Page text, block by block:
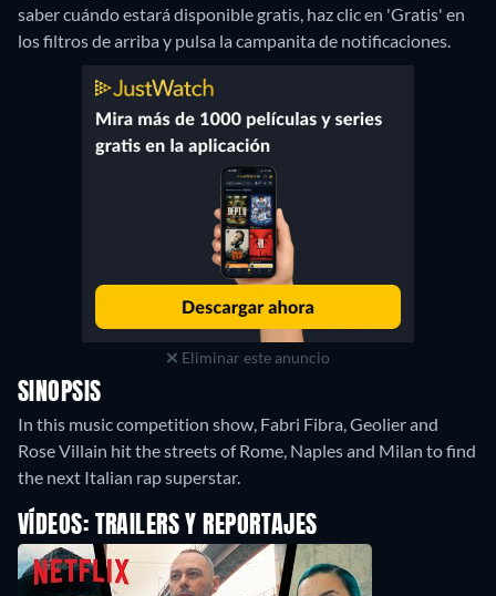
saber cuándo estará disponible gratis, haz clic en 'Gratis' en
los filtros de arriba y pulsa la campanita de notificaciones.
Eliminar este anuncio
SINOPSIS
In this music competition show, Fabri Fibra, Geolier and
Rose Villain hit the streets of Rome, Naples and Milan to find
the next Italian rap superstar.
VÍDEOS: TRAILERS Y REPORTAJES